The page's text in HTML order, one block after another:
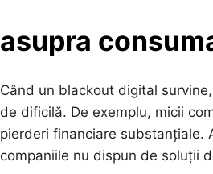
asupra
Când un blackout digital
de dificilă. De exemplu, micii
pierderi financiare substanțiale.
companiile nu dispun de soluții